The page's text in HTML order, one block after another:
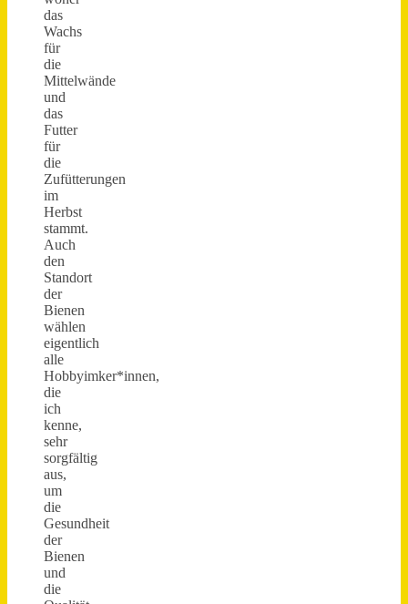
das
Wachs
für
die
Mittelwände
und
das
Futter
für
die
Zufütterungen
im
Herbst
stammt.
Auch
den
Standort
der
Bienen
wählen
eigentlich
alle
Hobbyimker*innen,
die
ich
kenne,
sehr
sorgfältig
aus,
um
die
Gesundheit
der
Bienen
und
die